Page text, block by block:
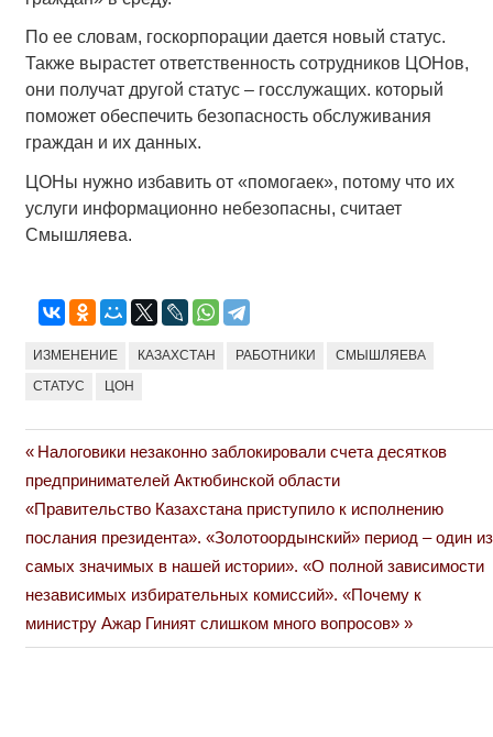
По ее словам, госкорпорации дается новый статус.
Также вырастет ответственность сотрудников ЦОНов,
они получат другой статус – госслужащих. который
поможет обеспечить безопасность обслуживания
граждан и их данных.
ЦОНы нужно избавить от «помогаек», потому что их
услуги информационно небезопасны, считает
Смышляева.
ИЗМЕНЕНИЕ КАЗАХСТАН РАБОТНИКИ СМЫШЛЯЕВА
СТАТУС ЦОН
Навигация
по
записям
Previous
Post:
Налоговики незаконно заблокировали счета десятков
предпринимателей Актюбинской области
Next
Post:
«Правительство Казахстана приступило к исполнению
послания президента». «Золотоордынский» период – один из
самых значимых в нашей истории». «О полной зависимости
независимых избирательных комиссий». «Почему к
министру Ажар Гиният слишком много вопросов»